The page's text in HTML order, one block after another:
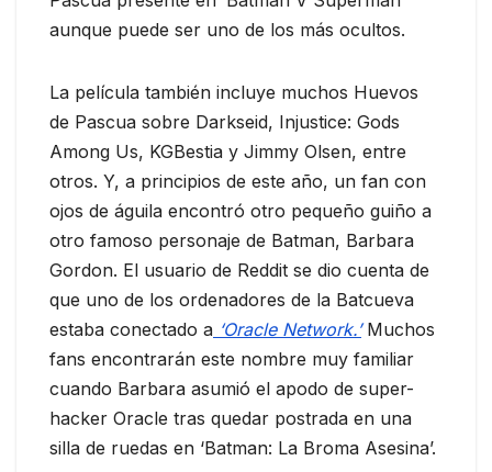
aunque puede ser uno de los más ocultos.
La película también incluye muchos Huevos
de Pascua sobre Darkseid, Injustice: Gods
Among Us, KGBestia y Jimmy Olsen, entre
otros. Y, a principios de este año, un fan con
ojos de águila encontró otro pequeño guiño a
otro famoso personaje de Batman, Barbara
Gordon. El usuario de Reddit se dio cuenta de
que uno de los ordenadores de la Batcueva
estaba conectado a ‘Oracle Network.’Muchos
fans encontrarán este nombre muy familiar
cuando Barbara asumió el apodo de super-
hacker Oracle tras quedar postrada en una
silla de ruedas en ‘Batman: La Broma Asesina’.